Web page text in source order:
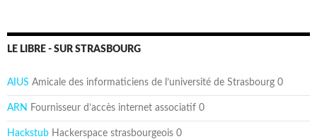
LE LIBRE - SUR STRASBOURG
AIUS Amicale des informaticiens de l’université de Strasbourg 0
ARN Fournisseur d’accès internet associatif 0
Hackstub Hackerspace strasbourgeois 0